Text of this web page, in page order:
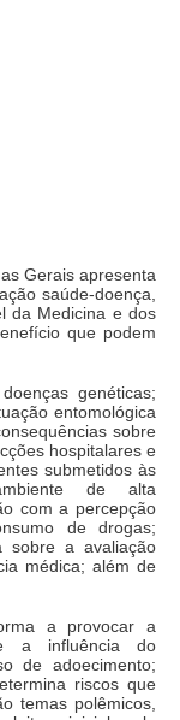
Gerais apresenta
saúde-doença,
da Medicina e dos
que podem
genéticas;
entomológica
sobre
hospitalares e
submetidos às
de alta
com a percepção
de drogas;
sobre a avaliação
médica; além de
a provocar a
a influência do
de adoecimento;
riscos que
temas polêmicos,